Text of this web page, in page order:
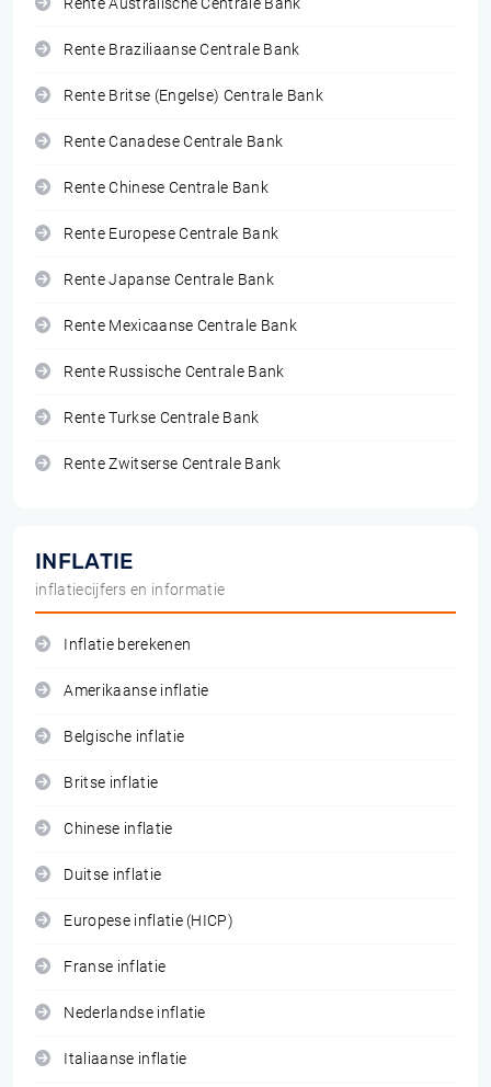
Rente Australische Centrale Bank
Rente Braziliaanse Centrale Bank
Rente Britse (Engelse) Centrale Bank
Rente Canadese Centrale Bank
Rente Chinese Centrale Bank
Rente Europese Centrale Bank
Rente Japanse Centrale Bank
Rente Mexicaanse Centrale Bank
Rente Russische Centrale Bank
Rente Turkse Centrale Bank
Rente Zwitserse Centrale Bank
INFLATIE
inflatiecijfers en informatie
Inflatie berekenen
Amerikaanse inflatie
Belgische inflatie
Britse inflatie
Chinese inflatie
Duitse inflatie
Europese inflatie (HICP)
Franse inflatie
Nederlandse inflatie
Italiaanse inflatie